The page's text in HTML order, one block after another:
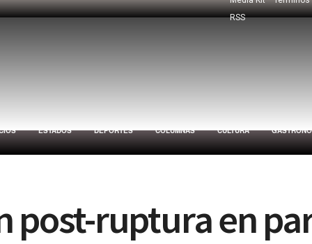
RSS
ESTADOS DEPORTES COLUMNAS CULTURA
post-ruptura en